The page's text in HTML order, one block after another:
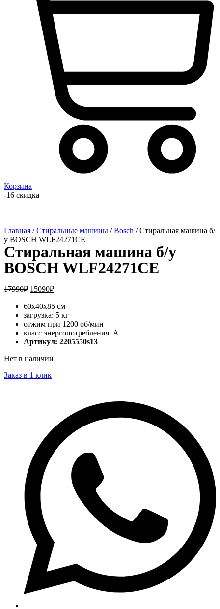
Корзина
-16 скидка
Главная /Стиральные машины /Bosch / Стиральная машина б/
у BOSCH WLF24271CE
Стиральная машина б/у
BOSCH WLF24271CE
17990₽ 15090₽
60x40x85 см
загрузка: 5 кг
отжим при 1200 об/мин
класс энергопотребления: A+
Артикул: 2205550s13
Нет в наличии
Заказ в 1 клик